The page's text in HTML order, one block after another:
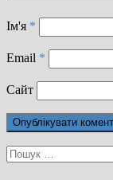
Ім'я *
Email *
Сайт
Пошук: